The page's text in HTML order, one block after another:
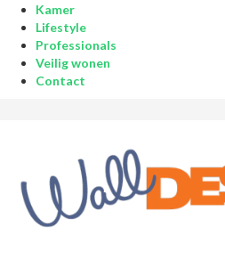
Kamer
Lifestyle
Professionals
Veilig wonen
Contact